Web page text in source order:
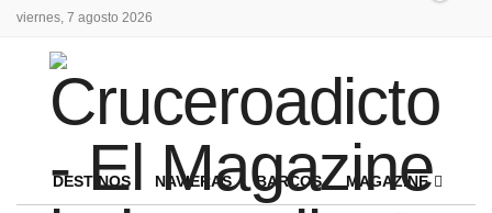
viernes, 7 agosto 2026
DESTINOS NAVIERAS BARCOS MAGAZINE